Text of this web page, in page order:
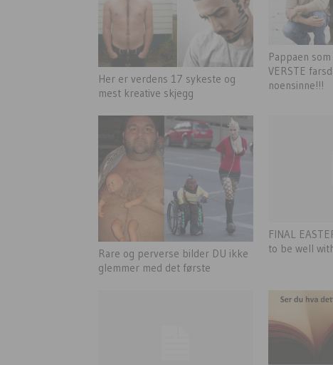
Her er verdens 17 sykeste og
mest kreative skjegg
Pappaen
VERSTE
noensinne!!!
Rare og perverse bilder DU ikke
glemmer med det første
FINAL
to be well